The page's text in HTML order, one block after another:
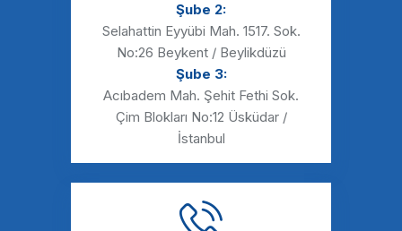
Şube 2:
Selahattin Eyyübi Mah. 1517. Sok.
No:26 Beykent / Beylikdüzü
Şube 3:
Acıbadem Mah. Şehit Fethi Sok.
Çim Blokları No:12 Üsküdar /
İstanbul